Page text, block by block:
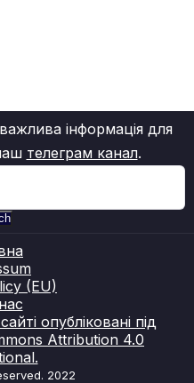
інформація для
телеграм канал.
(EU)
опубліковані під
Attribution 4.0
2022